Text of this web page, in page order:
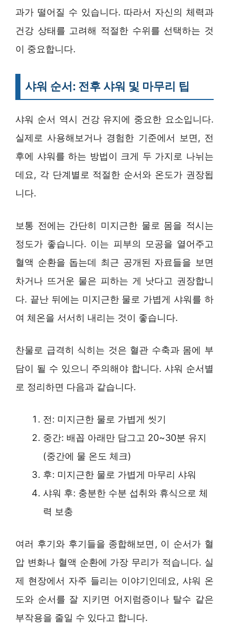
과가 떨어질 수 있습니다. 따라서 자신의 체력과
건강 상태를 고려해 적절한 수위를 선택하는 것
이 중요합니다.
샤워 순서: 전후 샤워 및 마무리 팁
샤워 순서 역시 건강 유지에 중요한 요소입니다.
실제로 사용해보거나 경험한 기준에서 보면, 전
후에 샤워를 하는 방법이 크게 두 가지로 나뉘는
데요, 각 단계별로 적절한 순서와 온도가 권장됩
니다.
보통 전에는 간단히 미지근한 물로 몸을 적시는
정도가 좋습니다. 이는 피부의 모공을 열어주고
혈액 순환을 돕는데 최근 공개된 자료들을 보면
차거나 뜨거운 물은 피하는 게 낫다고 권장합니
다. 끝난 뒤에는 미지근한 물로 가볍게 샤워를 하
여 체온을 서서히 내리는 것이 좋습니다.
찬물로 급격히 식히는 것은 혈관 수축과 몸에 부
담이 될 수 있으니 주의해야 합니다. 샤워 순서별
로 정리하면 다음과 같습니다.
전: 미지근한 물로 가볍게 씻기
중간: 배꼽 아래만 담그고 20~30분 유지
(중간에 물 온도 체크)
후: 미지근한 물로 가볍게 마무리 샤워
샤워 후: 충분한 수분 섭취와 휴식으로 체
력 보충
여러 후기와 후기들을 종합해보면, 이 순서가 혈
압 변화나 혈액 순환에 가장 무리가 적습니다. 실
제 현장에서 자주 들리는 이야기인데요, 샤워 온
도와 순서를 잘 지키면 어지럼증이나 탈수 같은
부작용을 줄일 수 있다고 합니다.